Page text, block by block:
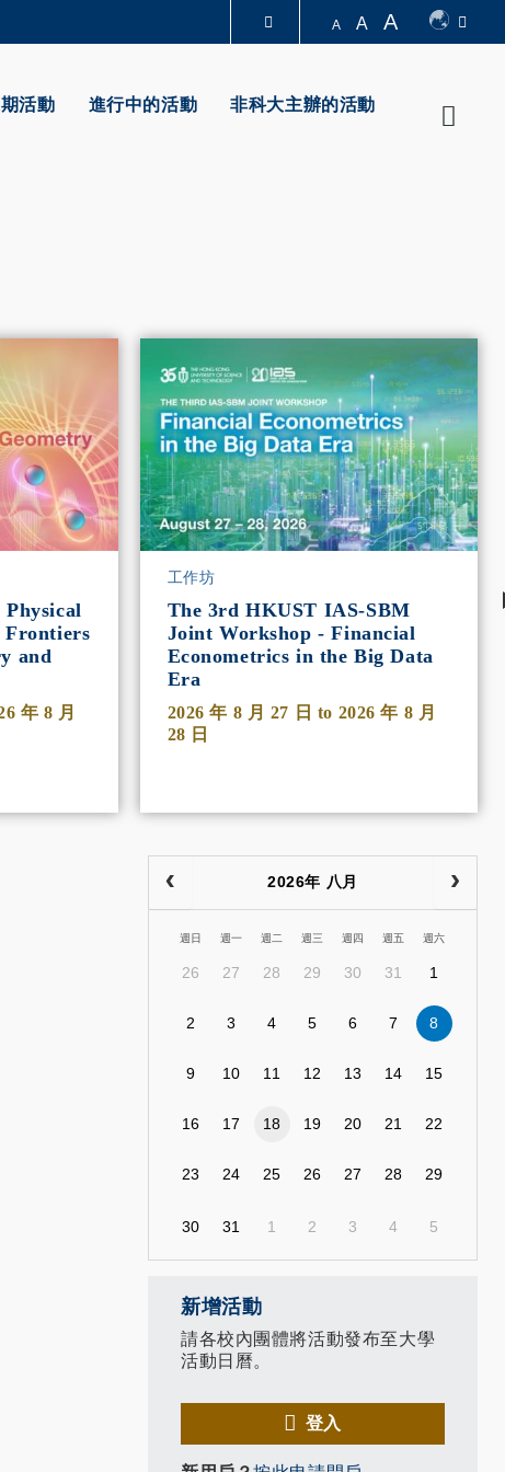
圖書館
A A A
活動 進行中的活動 非科大主辦的活動
Frontiers
and
年 8 月
工作坊
The 3rd HKUST IAS-SBM
Joint Workshop - Financial
Econometrics in the Big Data
Era
2026 年 8 月 27 日 to 2026 年 8 月
28 日
2026年 八月
週日 週一 週二 週三 週四 週五 週六
26 27 28 29 30 31 1
2 3 4 5 6 7 8
9 10 11 12 13 14 15
16 17 18 19 20 21 22
23 24 25 26 27 28 29
30 31 1 2 3 4 5
新增活動
請各校內團體將活動發布至大學
活動日曆。
登入